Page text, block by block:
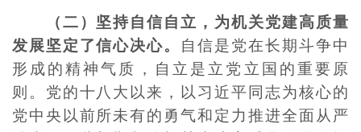
（二）坚持自信自立，为机关党建高质量
发展坚定了信心决心。 自信是党在长期斗争中
形成的精神气质，自立是立党立国的重要原
则。党的十八大以来，以习近平同志为核心的
党中央以前所未有的勇气和定力推进全面从严